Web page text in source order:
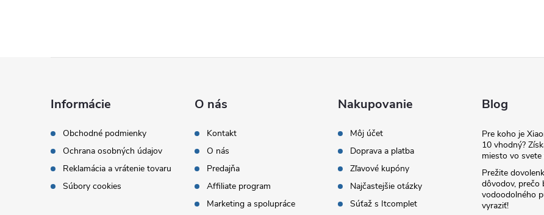
á
a
c
i
e
Informácie
Obchodné podmienky
Ochrana osobných údajov
Reklamácia a vrátenie tovaru
Súbory cookies
O nás
Kontakt
O nás
Predajňa
Affiliate program
Marketing a spolupráce
Nakupovanie
Môj účet
Doprava a platba
Zľavové kupóny
Najčastejšie otázky
Súťaž s Itcomplet
Blog
Pre koho je
10 vhodný?
miesto vo
Prežite
dôvodov, prečo
vodoodolného
vyraziť!